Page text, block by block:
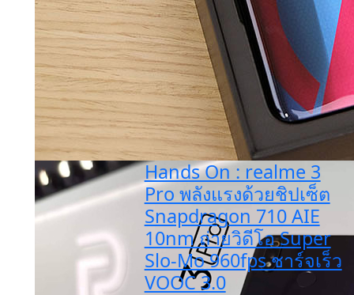
Hands On : realme 3
Pro พลังแรงด้วยชิปเซ็ต
Snapdragon 710 AIE
10nm ถ่ายวิดีโอ Super
Slo-Mo 960fps ชาร์จเร็ว
VOOC 3.0